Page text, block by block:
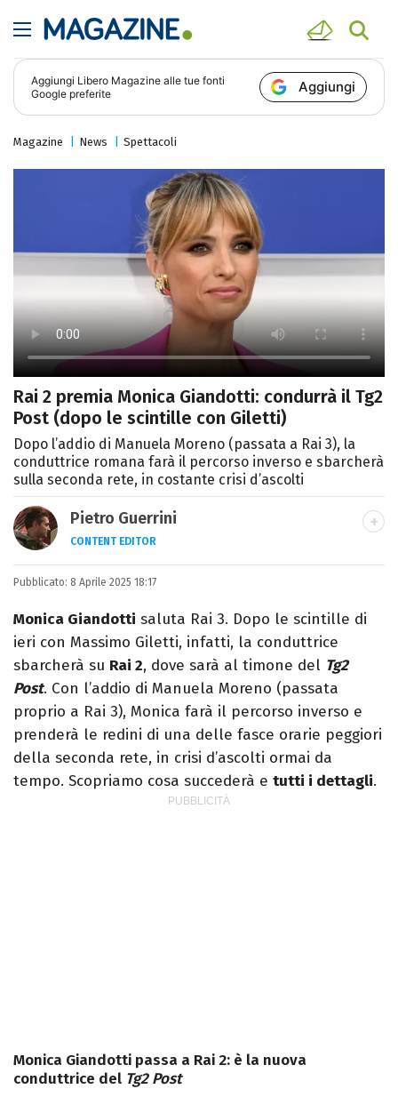
Aggiungi Libero Magazine alle tue fonti
Google preferite
Aggiungi
Magazine News Spettacoli
Rai 2 premia Monica Giandotti: condurrà il Tg2
Post (dopo le scintille con Giletti)
Dopo l’addio di Manuela Moreno (passata a Rai 3), la
conduttrice romana farà il percorso inverso e sbarcherà
sulla seconda rete, in costante crisi d’ascolti
Pietro Guerrini
CONTENT EDITOR
Laurea in Lettere, smania di viaggi e
passione per i cartoni (della pizza e della
Pixar).
Pubblicato: 8 Aprile 2025 18:17
Monica Giandotti saluta Rai 3. Dopo le scintille di
ieri con Massimo Giletti, infatti, la conduttrice
sbarcherà su Rai 2, dove sarà al timone del Tg2
Post. Con l’addio di Manuela Moreno (passata
proprio a Rai 3), Monica farà il percorso inverso e
prenderà le redini di una delle fasce orarie peggiori
della seconda rete, in crisi d’ascolti ormai da
tempo. Scopriamo cosa succederà e tutti i dettagli.
Monica Giandotti passa a Rai 2: è la nuova
conduttrice del Tg2 Post